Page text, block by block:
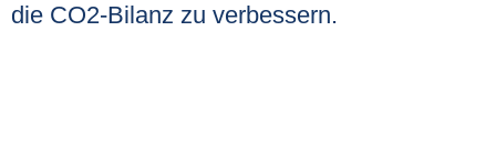
die CO2-Bilanz zu verbessern.